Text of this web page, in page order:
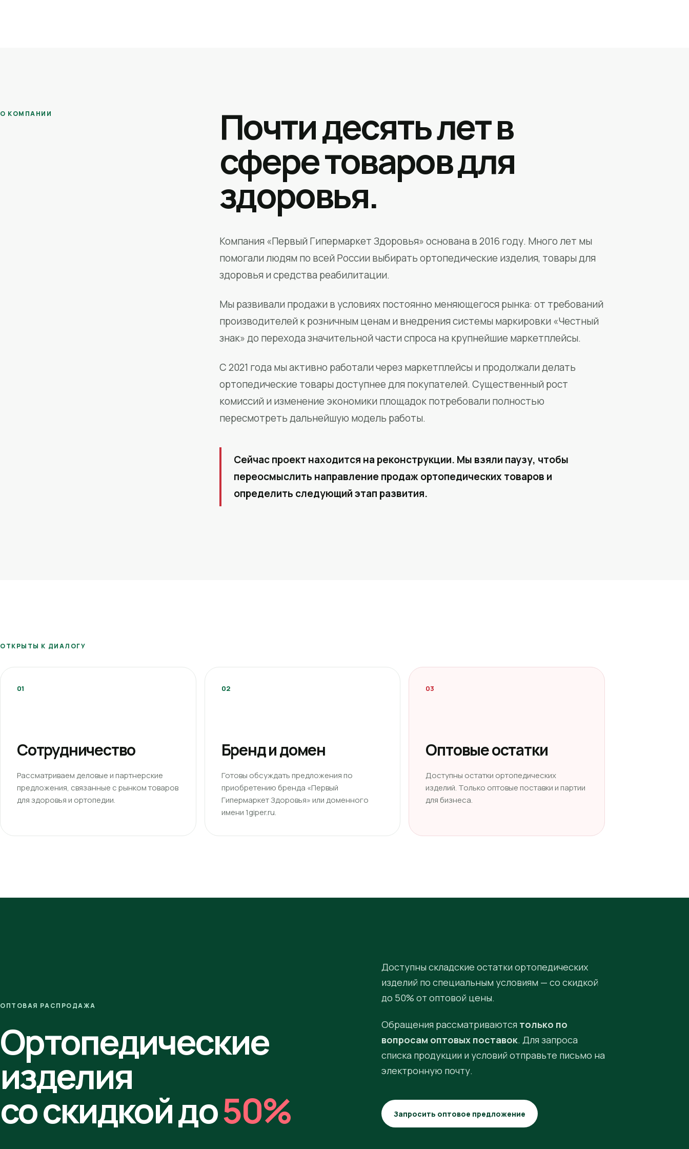
О КОМПАНИИ Почти десять лет в
сфере товаров для
здоровья.
Компания «Первый Гипермаркет Здоровья» основана в 2016 году. Много лет мы
помогали людям по всей России выбирать ортопедические изделия, товары для
здоровья и средства реабилитации.
Мы развивали продажи в условиях постоянно меняющегося рынка: от требований
производителей к розничным ценам и внедрения системы маркировки «Честный
знак» до перехода значительной части спроса на крупнейшие маркетплейсы.
С 2021 года мы активно работали через маркетплейсы и продолжали делать
ортопедические товары доступнее для покупателей. Существенный рост
комиссий и изменение экономики площадок потребовали полностью
пересмотреть дальнейшую модель работы.
Сейчас проект находится на реконструкции. Мы взяли паузу, чтобы
переосмыслить направление продаж ортопедических товаров и
определить следующий этап развития.
ОТКРЫТЫ К ДИАЛОГУ
01
Сотрудничество
Рассматриваем деловые и партнерские
предложения, связанные с рынком товаров
для здоровья и ортопедии.
02
Бренд и домен
Готовы обсуждать предложения по
приобретению бренда «Первый
Гипермаркет Здоровья» или доменного
имени 1giper.ru.
03
Оптовые остатки
Доступны остатки ортопедических
изделий. Только оптовые поставки и партии
для бизнеса.
ОПТОВАЯ РАСПРОДАЖА
Ортопедические
изделия
со скидкой до50%
Доступны складские остатки ортопедических
изделий по специальным условиям — со скидкой
до 50% от оптовой цены.
Обращения рассматриваются только по
вопросам оптовых поставок. Для запроса
списка продукции и условий отправьте письмо на
электронную почту.
Запросить оптовое предложение